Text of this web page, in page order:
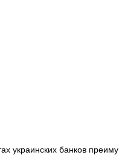
украинских банков